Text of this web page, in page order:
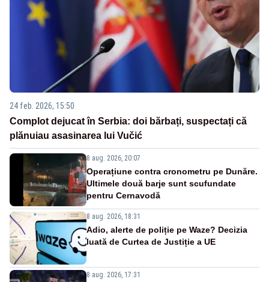
24 feb. 2026, 15:50
Complot dejucat în Serbia: doi bărbați, suspectați că
plănuiau asasinarea lui Vučić
8 aug. 2026, 20:07
Operațiune contra cronometru pe Dunăre.
Ultimele două barje sunt scufundate
pentru Cernavodă
8 aug. 2026, 18:31
Adio, alerte de poliție pe Waze? Decizia
luată de Curtea de Justiție a UE
8 aug. 2026, 17:31